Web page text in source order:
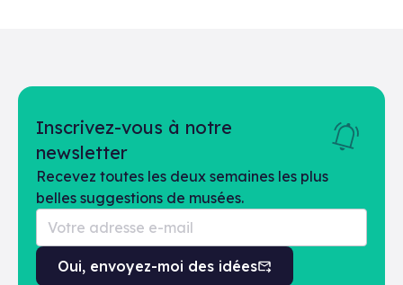
Inscrivez-vous à notre
newsletter
Recevez toutes les deux semaines les plus
belles suggestions de musées.
Oui, envoyez-moi des idées